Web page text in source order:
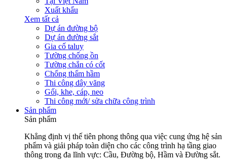
Xuất khẩu
Xem tất cả
Dự án đường bộ
Dự án đường sắt
Gia cố taluy
Tường chống ồn
Tường chắn có cốt
Chống thấm hầm
Thi công dây văng
Gối, khe, cáp, neo
Thi công mới/ sửa chữa công trình
Sản phẩm
Sản phẩm
Khẳng định vị thế tiên phong thông qua việc cung ứng hệ sản
phẩm và giải pháp toàn diện cho các công trình hạ tầng giao
thông trong đa lĩnh vực: Cầu, Đường bộ, Hầm và Đường sắt.